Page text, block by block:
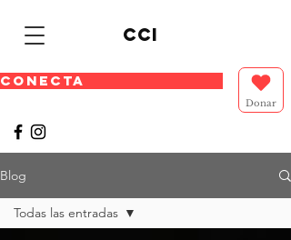
cci
CONECTA
Donar
Blog
Todas las entradas